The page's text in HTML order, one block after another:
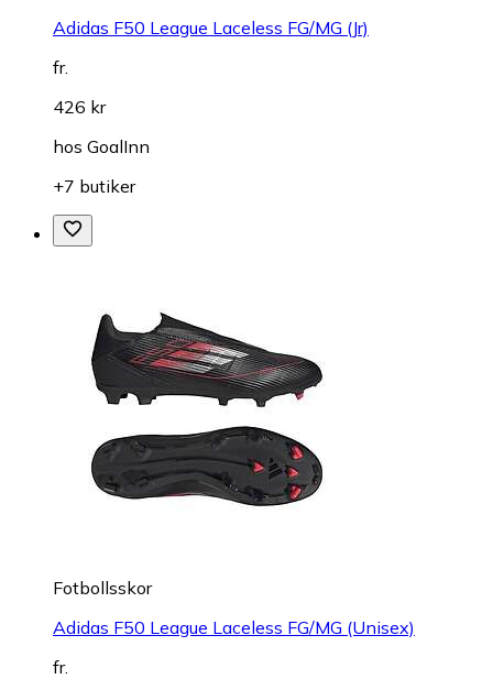
Adidas F50 League Laceless FG/MG (Jr)
fr.
426 kr
hos GoalInn
+7 butiker
Fotbollsskor
Adidas F50 League Laceless FG/MG (Unisex)
fr.